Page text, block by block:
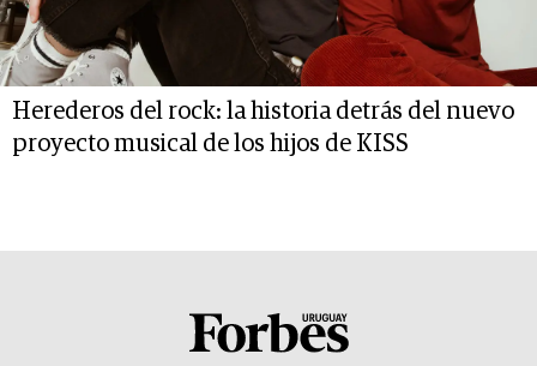
Herederos del rock: la historia detrás del nuevo
proyecto musical de los hijos de KISS